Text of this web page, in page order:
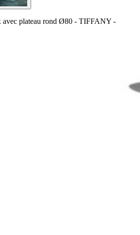
avec plateau rond Ø80 - TIFFANY -